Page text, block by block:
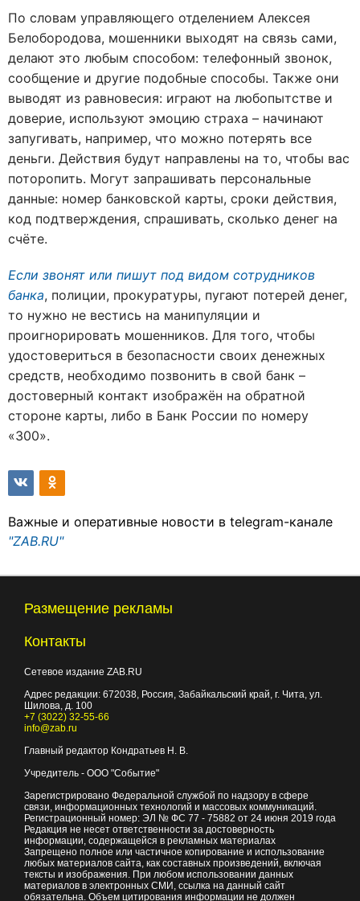
По словам управляющего отделением Алексея
Белобородова, мошенники выходят на связь сами,
делают это любым способом: телефонный звонок,
сообщение и другие подобные способы. Также они
выводят из равновесия: играют на любопытстве и
доверие, используют эмоцию страха – начинают
запугивать, например, что можно потерять все
деньги. Действия будут направлены на то, чтобы вас
поторопить. Могут запрашивать персональные
данные: номер банковской карты, сроки действия,
код подтверждения, спрашивать, сколько денег на
счёте.
Если звонят или пишут под видом сотрудников
банка, полиции, прокуратуры, пугают потерей денег,
то нужно не вестись на манипуляции и
проигнорировать мошенников. Для того, чтобы
удостовериться в безопасности своих денежных
средств, необходимо позвонить в свой банк –
достоверный контакт изображён на обратной
стороне карты, либо в Банк России по номеру
«300».
Важные и оперативные новости в telegram-канале
"ZAB.RU"
Размещение рекламы
Контакты
Сетевое издание ZAB.RU
Адрес редакции: 672038 , Россия, Забайкальский край, г. Чита ул.
Шилова, д. 100
+7 (3022) 32-55-66
info@zab.ru
Главный редактор Кондратьев Н. В.
Учредитель - ООО "Событие"
Зарегистрировано Федеральной службой по надзору в сфере
связи, информационных технологий и массовых коммуникаций.
Регистрационный номер: ЭЛ № ФС 77 - 75882 от 24 июня 2019 года
Редакция не несет ответственности за достоверность
информации, содержащейся в рекламных материалах
Запрещено полное или частичное копирование и использование
любых материалов сайта, как составных произведений, включая
тексты и изображения. При любом использовании данных
материалов в электронных СМИ, ссылка на данный сайт
обязательна. Объем цитирования информации не должен